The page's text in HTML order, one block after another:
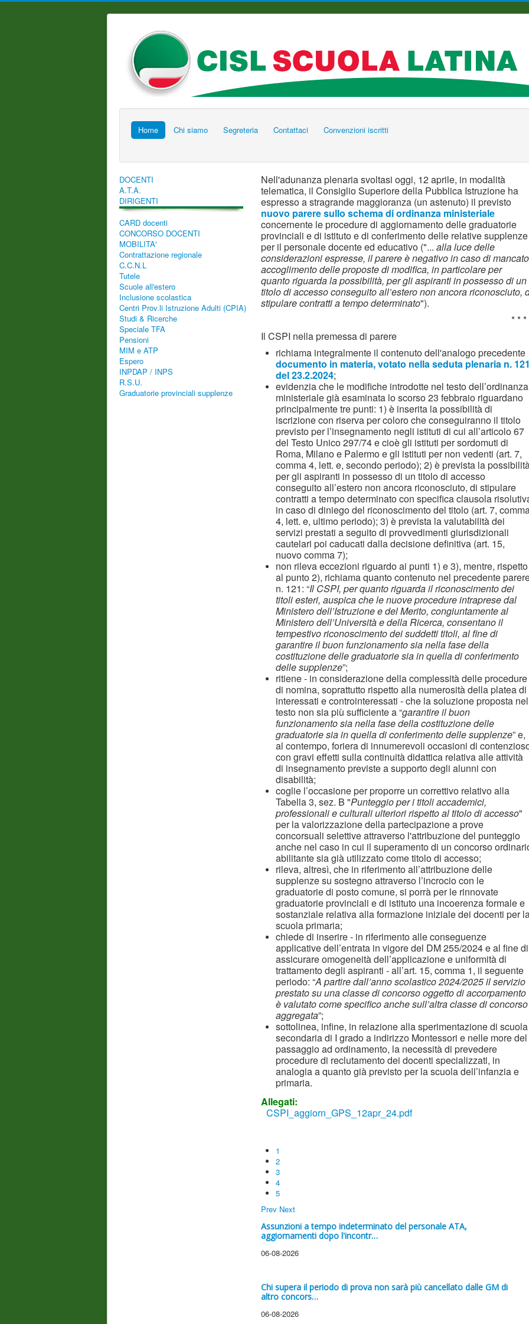
Home Chi siamo Segreteria Contattaci Convenzioni iscritti
DOCENTI
A.T.A.
DIRIGENTI
CARD docenti
CONCORSO DOCENTI
MOBILITA'
Contrattazione regionale
C.C.N.L
Tutele
Scuole all'estero
Inclusione scolastica
Centri Prov.li Istruzione Adulti (CPIA)
Studi & Ricerche
Speciale TFA
Pensioni
MIM e ATP
Espero
INPDAP / INPS
R.S.U.
Graduatorie provinciali supplenze
Nell'adunanza plenaria svoltasi oggi, 12 aprile, in modalità
telematica, il Consiglio Superiore della Pubblica Istruzione ha
espresso a stragrande maggioranza (un astenuto) il previsto
nuovo parere sullo schema di ordinanza ministeriale
concernente le procedure di aggiornamento delle graduatorie
provinciali e di istituto e di conferimento delle relative supplenze
per il personale docente ed educativo ("... alla luce delle
considerazioni espresse, il parere è negativo in caso di mancato
accoglimento delle proposte di modifica, in particolare per
quanto riguarda la possibilità, per gli aspiranti in possesso di un
titolo di accesso conseguito all’estero non ancora riconosciuto,
stipulare contratti a tempo determinato").
* * *
Il CSPI nella premessa di parere
richiama integralmente il contenuto dell'analogo precedente
documento in materia, votato nella seduta plenaria n.
del 23.2.2024;
evidenzia che le modifiche introdotte nel testo dell’ordinanza
ministeriale già esaminata lo scorso 23 febbraio riguardano
principalmente tre punti: 1) è inserita la possibilità di
iscrizione con riserva per coloro che conseguiranno il titolo
previsto per l’insegnamento negli istituti di cui all’articolo 67
del Testo Unico 297/74 e cioè gli istituti per sordomuti di
Roma, Milano e Palermo e gli istituti per non vedenti (art. 7,
comma 4, lett. e, secondo periodo); 2) è prevista la
per gli aspiranti in possesso di un titolo di accesso
conseguito all’estero non ancora riconosciuto, di stipulare
contratti a tempo determinato con specifica clausola
in caso di diniego del riconoscimento del titolo (art. 7,
4, lett. e, ultimo periodo); 3) è prevista la valutabilità dei
servizi prestati a seguito di provvedimenti giurisdizionali
cautelari poi caducati dalla decisione definitiva (art. 15,
nuovo comma 7);
non rileva eccezioni riguardo ai punti 1) e 3), mentre, rispetto
al punto 2), richiama quanto contenuto nel precedente
n. 121: “Il CSPI, per quanto riguarda il riconoscimento dei
titoli esteri, auspica che le nuove procedure intraprese dal
Ministero dell’Istruzione e del Merito, congiuntamente al
Ministero dell’Università e della Ricerca, consentano il
tempestivo riconoscimento dei suddetti titoli, al fine di
garantire il buon funzionamento sia nella fase della
costituzione delle graduatorie sia in quella di conferimento
delle supplenze”;
ritiene - in considerazione della complessità delle procedure
di nomina, soprattutto rispetto alla numerosità della platea di
interessati e controinteressati - che la soluzione proposta nel
testo non sia più sufficiente a “garantire il buon
funzionamento sia nella fase della costituzione delle
graduatorie sia in quella di conferimento delle supplenze” e,
al contempo, foriera di innumerevoli occasioni di
con gravi effetti sulla continuità didattica relativa alle attività
di insegnamento previste a supporto degli alunni con
disabilità;
coglie l’occasione per proporre un correttivo relativo alla
Tabella 3, sez. B "Punteggio per i titoli accademici,
professionali e culturali ulteriori rispetto al titolo di accesso"
per la valorizzazione della partecipazione a prove
concorsuali selettive attraverso l'attribuzione del punteggio
anche nel caso in cui il superamento di un concorso
abilitante sia già utilizzato come titolo di accesso;
rileva, altresì, che in riferimento all’attribuzione delle
supplenze su sostegno attraverso l’incrocio con le
graduatorie di posto comune, si porrà per le rinnovate
graduatorie provinciali e di istituto una incoerenza formale e
sostanziale relativa alla formazione iniziale dei docenti per
scuola primaria;
chiede di inserire - in riferimento alle conseguenze
applicative dell’entrata in vigore del DM 255/2024 e al fine di
assicurare omogeneità dell’applicazione e uniformità di
trattamento degli aspiranti - all’art. 15, comma 1, il seguente
periodo: “A partire dall’anno scolastico 2024/2025 il servizio
prestato su una classe di concorso oggetto di accorpamento
è valutato come specifico anche sull’altra classe di concorso
aggregata”;
sottolinea, infine, in relazione alla sperimentazione di scuola
secondaria di I grado a indirizzo Montessori e nelle more del
passaggio ad ordinamento, la necessità di prevedere
procedure di reclutamento dei docenti specializzati, in
analogia a quanto già previsto per la scuola dell’infanzia e
primaria.
Allegati:
CSPI_aggiorn_GPS_12apr_24.pdf
1
2
3
4
5
Prev Next
Assunzioni a tempo indeterminato del personale ATA,
aggiornamenti dopo l'incontr…
06-08-2026
Chi supera il periodo di prova non sarà più cancellato dalle GM di
altro concors…
06-08-2026